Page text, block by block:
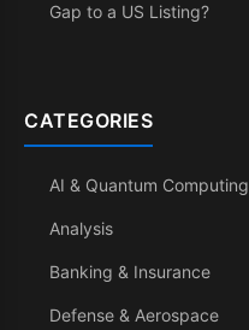
Gap to a US Listing?
CATEGORIES
AI & Quantum Computing
Analysis
Banking & Insurance
Defense & Aerospace